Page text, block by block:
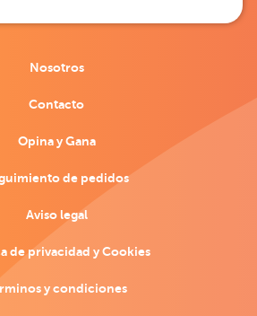
Nosotros
Contacto
Opina y Gana
de pedidos
Aviso legal
de privacidad y Cookies
y condiciones